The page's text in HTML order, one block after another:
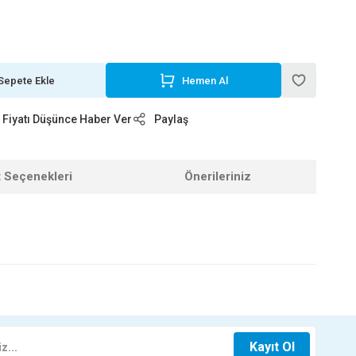
Ekle Hemen Al
Fiyatı Düşünce Haber Ver Paylaş
Seçenekleri Önerileriniz
KULP KROM 128 MM KL23212829
Kayıt Ol